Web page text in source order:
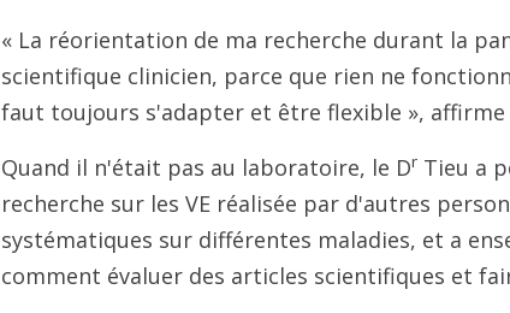
« La réorientation de ma recherche durant la
scientifique clinicien, parce que rien ne
faut toujours s'adapter et être flexible », affirme
Quand il n'était pas au laboratoire, le Dr Tieu a
recherche sur les VE réalisée par d'autres
systématiques sur différentes maladies, et a
comment évaluer des articles scientifiques et